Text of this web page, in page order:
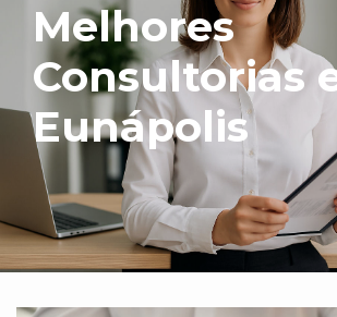
Melhores
Consultorias
Eunápolis